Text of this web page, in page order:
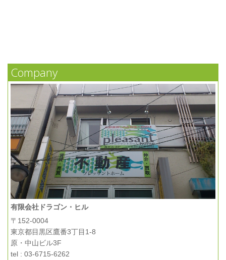
Company
有限会社ドラゴン・ヒル
〒152-0004
東京都目黒区鷹番3丁目1-8
原・中山ビル3F
tel : 03-6715-6262